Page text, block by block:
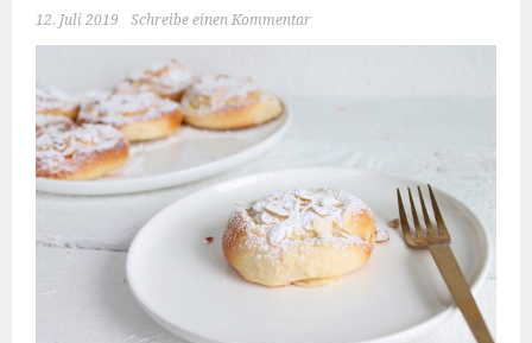
12. Juli 2019 Schreibe einen Kommentar